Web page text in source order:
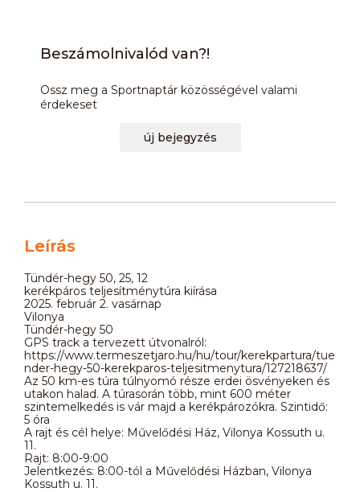
Beszámolnivalód van?!
Ossz meg a Sportnaptár közösségével valami
érdekeset
új bejegyzés
Leírás
Tündér-hegy 50, 25, 12
kerékpáros teljesítménytúra kiírása
2025. február 2. vasárnap
Vilonya
Tündér-hegy 50
GPS track a tervezett útvonalról:
https://www.termeszetjaro.hu/hu/tour/kerekpartura/tue
nder-hegy-50-kerekparos-teljesitmenytura/127218637/
Az 50 km-es túra túlnyomó része erdei ösvényeken és
utakon halad. A túrasorán több, mint 600 méter
szintemelkedés is vár majd a kerékpározókra. Szintidő:
5 óra
A rajt és cél helye: Művelődési Ház, Vilonya Kossuth u.
11.
Rajt: 8:00-9:00
Jelentkezés: 8:00-tól a Művelődési Házban, Vilonya
Kossuth u. 11.